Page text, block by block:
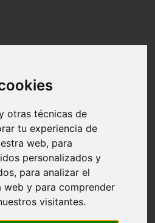
otras técnicas de
tu experiencia de
web, para
personalizados y
para analizar el
web y para comprender
visitantes.